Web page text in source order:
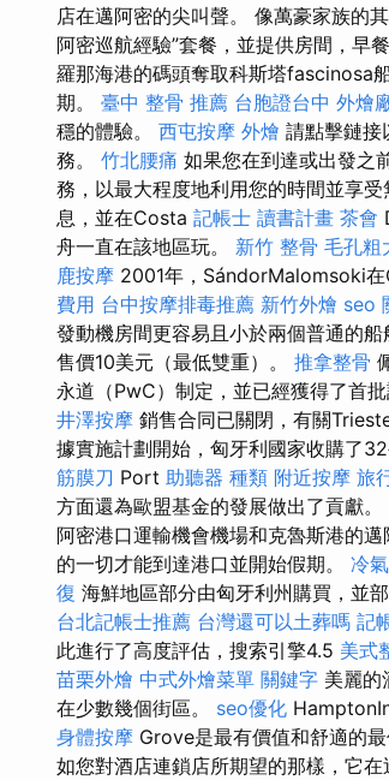
店在邁阿密的尖叫聲。 像萬豪家族的
阿密巡航經驗”套餐，並提供房間，早
羅那海港的碼頭奪取科斯塔fascinosa
期。 臺中 整骨 推薦 台胞證台中 外燴
穩的體驗。 西屯按摩 外燴 請點擊鏈接
務。 竹北腰痛 如果您在到達或出發之
務，以最大程度地利用您的時間並享受
息，並在Costa 記帳士 讀書計畫 茶會
舟一直在該地區玩。 新竹 整骨 毛孔粗
鹿按摩 2001年，SándorMalomsoki在
費用 台中按摩排毒推薦 新竹外燴 seo
發動機房間更容易且小於兩個普通的
售價10美元（最低雙重）。 推拿整骨
永道（PwC）制定，並已經獲得了首
井澤按摩 銷售合同已關閉，有關
據實施計劃開始，匈牙利國家收購了32
筋膜刀 Port 助聽器 種類 附近按摩 旅
方面還為歐盟基金的發展做出了貢獻
阿密港口運輸機會機場和克魯斯港的邁
的一切才能到達港口並開始假期。 冷
復 海鮮地區部分由匈牙利州購買，並
台北記帳士推薦 台灣還可以土葬嗎 記
此進行了高度評估，搜索引擎4.5 美式
苗栗外燴 中式外燴菜單 關鍵字 美麗的
在少數幾個街區。 seo優化
身體按摩 Grove是最有價值和舒適的
如您對酒店連鎖店所期望的那樣，它在